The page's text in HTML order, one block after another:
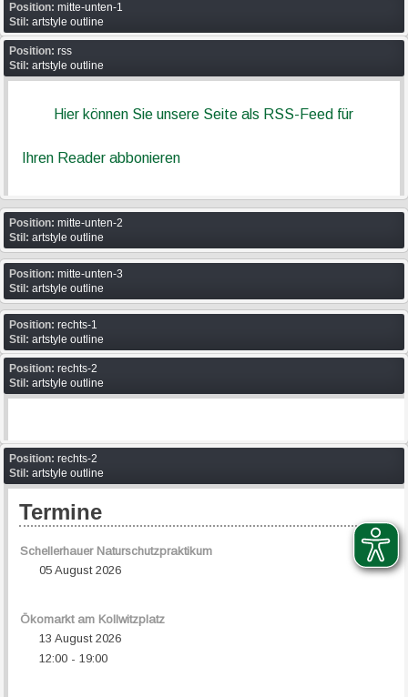
Position: mitte-unten-1
Stil: artstyle outline
Position: rss
Stil: artstyle outline
Hier können Sie unsere Seite als RSS-Feed für
Ihren Reader abbonieren
Position: mitte-unten-2
Stil: artstyle outline
Position: mitte-unten-3
Stil: artstyle outline
Position: rechts-1
Stil: artstyle outline
Position: rechts-2
Stil: artstyle outline
Position: rechts-2
Stil: artstyle outline
Termine
Schellerhauer Naturschutzpraktikum
05 August 2026
Ökomarkt am Kollwitzplatz
13 August 2026
12:00- 19:00